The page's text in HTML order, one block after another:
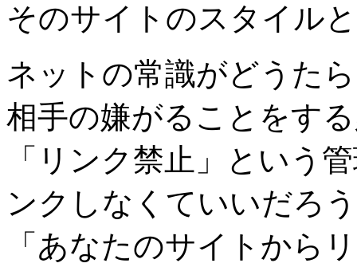
そのサイトのスタイル
ネットの常識がどうた
相手の嫌がることをす
「リンク禁止」という
ンクしなくていいだろ
「あなたのサイトから